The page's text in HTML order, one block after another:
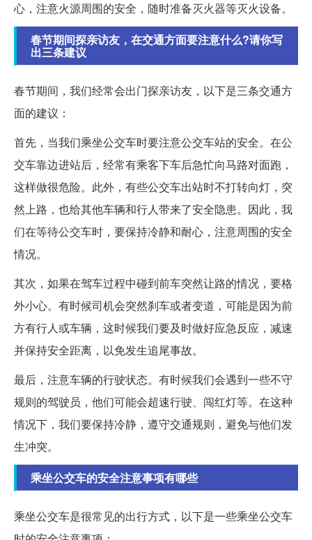
心，注意火源周围的安全，随时准备灭火器等灭火设备。
春节期间探亲访友，在交通方面要注意什么?请你写
出三条建议
春节期间，我们经常会出门探亲访友，以下是三条交通方
面的建议：
首先，当我们乘坐公交车时要注意公交车站的安全。在公
交车靠边进站后，经常有乘客下车后急忙向马路对面跑，
这样做很危险。此外，有些公交车出站时不打转向灯，突
然上路，也给其他车辆和行人带来了安全隐患。因此，我
们在等待公交车时，要保持冷静和耐心，注意周围的安全
情况。
其次，如果在驾车过程中碰到前车突然让路的情况，要格
外小心。有时候司机会突然刹车或者变道，可能是因为前
方有行人或车辆，这时候我们要及时做好应急反应，减速
并保持安全距离，以免发生追尾事故。
最后，注意车辆的行驶状态。有时候我们会遇到一些不守
规则的驾驶员，他们可能会超速行驶、闯红灯等。在这种
情况下，我们要保持冷静，遵守交通规则，避免与他们发
生冲突。
乘坐公交车的安全注意事项有哪些
乘坐公交车是很常见的出行方式，以下是一些乘坐公交车